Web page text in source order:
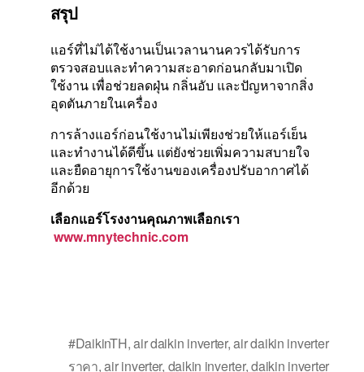
สรุป
แอร์ที่ไม่ได้ใช้งานเป็นเวลานานควรได้รับการ
ตรวจสอบและทำความสะอาดก่อนกลับมาเปิด
ใช้งาน เพื่อช่วยลดฝุ่น กลิ่นอับ และปัญหาจากสิ่ง
อุดตันภายในเครื่อง
การล้างแอร์ก่อนใช้งานไม่เพียงช่วยให้แอร์เย็น
และทำงานได้ดีขึ้น แต่ยังช่วยเพิ่มความสบายใจ
และยืดอายุการใช้งานของเครื่องปรับอากาศได้
อีกด้วย
เลือกแอร์โรงงานคุณภาพเลือกเรา
www.mnytechnic.com
#DaikinTH,air daikin inverter,air daikin inverter
ราคา,air inverter, daikin inverter,daikin inverter